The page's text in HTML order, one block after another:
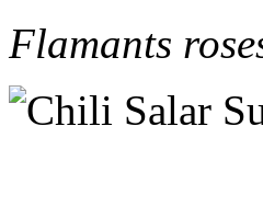
Flamants